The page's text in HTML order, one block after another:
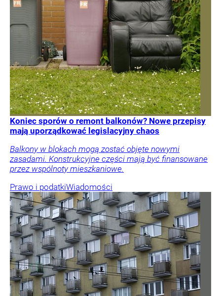
Koniec sporów o remont balkonów? Nowe przepisy
mają uporządkować legislacyjny chaos
Balkony w blokach mogą zostać objęte nowymi
zasadami. Konstrukcyjne części mają być finansowane
przez wspólnoty mieszkaniowe.
Prawo i podatkiWiadomości